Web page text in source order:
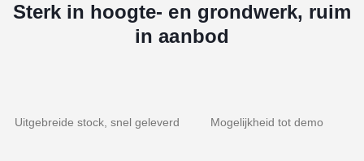
Sterk in hoogte- en grondwerk, ruim
in aanbod
Uitgebreide stock, snel geleverd Mogelijkheid tot demo